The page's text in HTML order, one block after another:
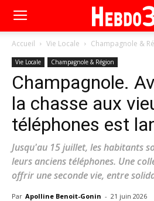
Accueil Vie Locale Champagnole &
Vie Locale Champagnole & Région
Champagnole.
la chasse aux
téléphones est
Jusqu'au 15 juillet, les habitants
leurs anciens téléphones. Une
offrir une seconde vie, entre
Par Apolline Benoit-Gonin - 21 juin 2026